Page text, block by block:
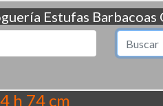
Estufas Barbacoas
h 74 cm